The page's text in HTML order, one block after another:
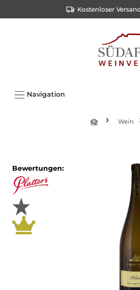
Kostenloser
Navigation
Wein
Bewertungen: